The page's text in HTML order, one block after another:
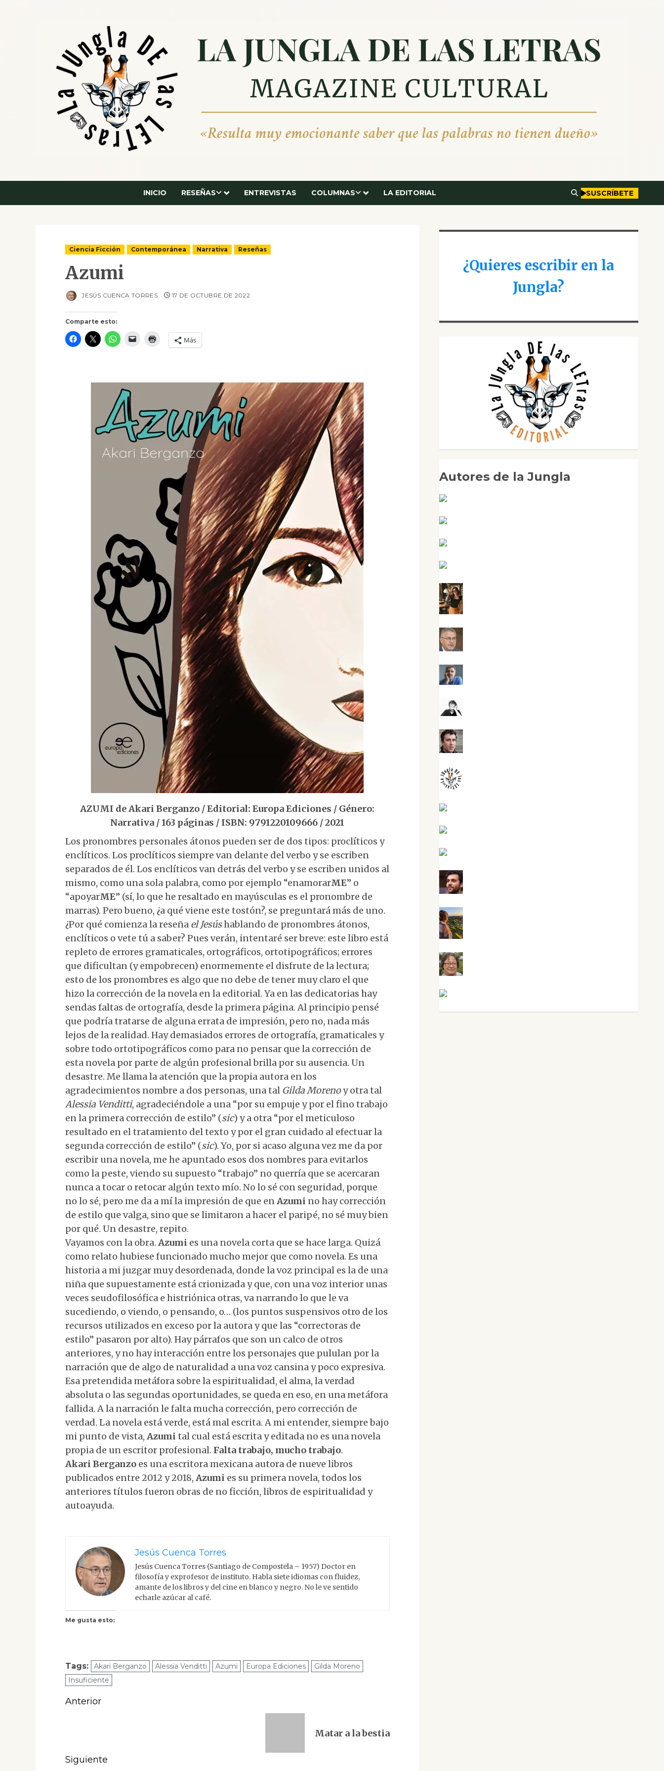
INICIO RESEÑAS ENTREVISTAS COLUMNAS LA EDITORIAL SUSCRÍBETE
Ciencia Ficción Contemporánea Narrativa Reseñas
Azumi
Comparte esto:
Más
JESÚS CUENCA TORRES 17 DE OCTUBRE DE 2022
AZUMI de Akari Berganzo / Editorial: Europa Ediciones / Género:
Narrativa / 163 páginas / ISBN: 9791220109666 / 2021
Los pronombres personales átonos pueden ser de dos tipos: proclíticos y
enclíticos. Los proclíticos siempre van delante del verbo y se escriben
separados de él. Los enclíticos van detrás del verbo y se escriben unidos al
mismo, como una sola palabra, como por ejemplo “enamorarME” o
“apoyarME” (sí, lo que he resaltado en mayúsculas es el pronombre de
marras). Pero bueno, ¿a qué viene este tostón?, se preguntará más de uno.
¿Por qué comienza la reseña el Jesúshablando de pronombres átonos,
enclíticos o vete tú a saber? Pues verán, intentaré ser breve: este libro está
repleto de errores gramaticales, ortográficos, ortotipográficos; errores
que dificultan (y empobrecen) enormemente el disfrute de la lectura;
esto de los pronombres es algo que no debe de tener muy claro el que
hizo la corrección de la novela en la editorial. Ya en las dedicatorias hay
sendas faltas de ortografía, desde la primera página. Al principio pensé
que podría tratarse de alguna errata de impresión, pero no, nada más
lejos de la realidad. Hay demasiados errores de ortografía, gramaticales y
sobre todo ortotipográficos como para no pensar que la corrección de
esta novela por parte de algún profesional brilla por su ausencia. Un
desastre. Me llama la atención que la propia autora en los
agradecimientos nombre a dos personas, una tal Gilda Morenoy otra tal
Alessia Venditti, agradeciéndole a una “por su empuje y por el fino trabajo
en la primera corrección de estilo” (sic) y a otra “por el meticuloso
resultado en el tratamiento del texto y por el gran cuidado al efectuar la
segunda corrección de estilo” (sic). Yo, por si acaso alguna vez me da por
escribir una novela, me he apuntado esos dos nombres para evitarlos
como la peste, viendo su supuesto “trabajo” no querría que se acercaran
nunca a tocar o retocar algún texto mío. No lo sé con seguridad, porque
no lo sé, pero me da a mí la impresión de que enAzumi no hay corrección
de estilo que valga, sino que se limitaron a hacer el paripé, no sé muy bien
por qué. Un desastre, repito.
Vayamos con la obra. Azumi es una novela corta que se hace larga. Quizá
como relato hubiese funcionado mucho mejor que como novela. Es una
historia a mi juzgar muy desordenada, donde la voz principal es la de una
niña que supuestamente está crionizada y que, con una voz interior unas
veces seudofilosófica e histriónica otras, va narrando lo que le va
sucediendo, o viendo, o pensando, o… (los puntos suspensivos otro de los
recursos utilizados en exceso por la autora y que las “correctoras de
estilo” pasaron por alto). Hay párrafos que son un calco de otros
anteriores, y no hay interacción entre los personajes que pululan por la
narración que de algo de naturalidad a una voz cansina y poco expresiva.
Esa pretendida metáfora sobre la espiritualidad, el alma, la verdad
absoluta o las segundas oportunidades, se queda en eso, en una metáfora
fallida. A la narración le falta mucha corrección, pero corrección de
verdad. La novela está verde, está mal escrita. A mi entender, siempre bajo
mi punto de vista, Azumi tal cual está escrita y editada no es una novela
propia de un escritor profesional. Falta trabajo, mucho trabajo.
Akari Berganzo es una escritora mexicana autora de nueve libros
publicados entre 2012 y 2018, Azumi es su primera novela, todos los
anteriores títulos fueron obras de no ficción, libros de espiritualidad y
autoayuda.
Jesús Cuenca Torres
Jesús Cuenca Torres (Santiago de Compostela – 1957) Doctor en
filosofía y exprofesor de instituto. Habla siete idiomas con fluidez,
amante de los libros y del cine en blanco y negro. No le ve sentido
echarle azúcar al café.
Me gusta esto:
Tags: Akari Berganzo Alessia Venditti Azumi Europa Ediciones
Gilda Moreno
Insuficiente
Navegación
Anterior
Matar a la bestia
Siguiente
¿Quieres escribir en la
Jungla?
Autores de la Jungla